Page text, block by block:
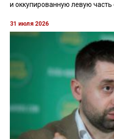
и оккупированную левую часть
31 июля 2026